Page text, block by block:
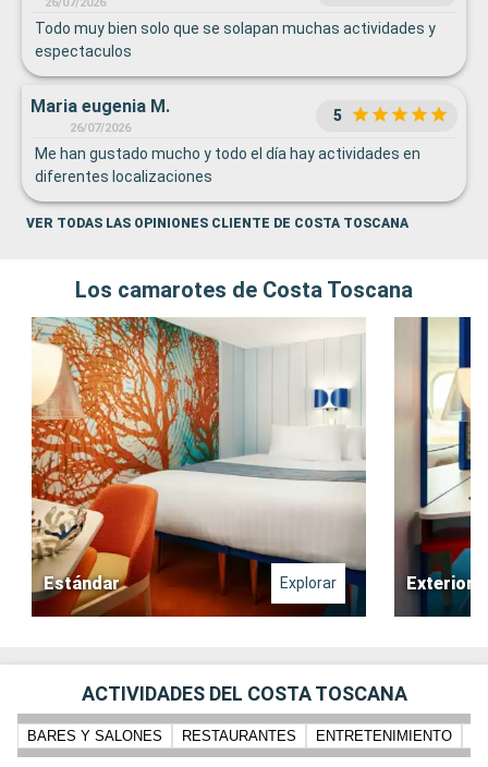
26/07/2026
Todo muy bien solo que se solapan muchas actividades y
espectaculos
Maria eugenia M.
26/07/2026
5
Me han gustado mucho y todo el día hay actividades en
diferentes localizaciones
VER TODAS LAS OPINIONES CLIENTE DE COSTA TOSCANA
Los camarotes de Costa Toscana
Estándar Explorar Exterior
ACTIVIDADES DEL COSTA TOSCANA
BARES Y SALONES RESTAURANTES ENTRETENIMIENTO